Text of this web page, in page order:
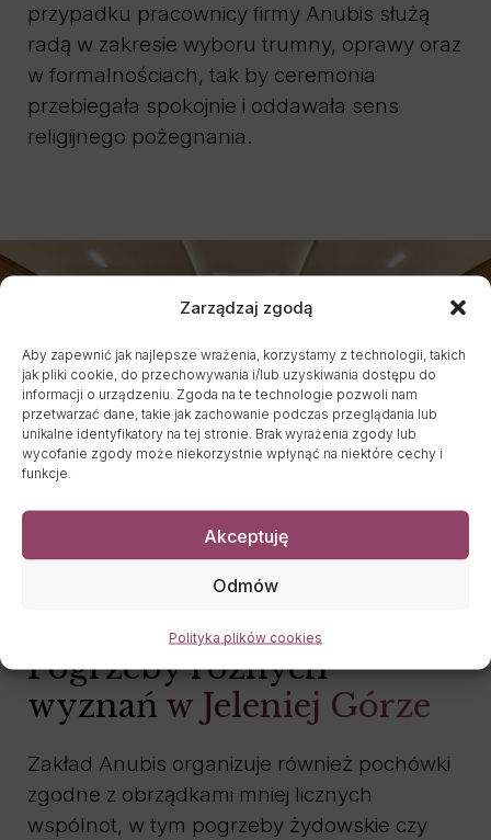
Zarządzaj zgodą
Aby zapewnić jak najlepsze wrażenia, korzystamy z technologii, takich
jak pliki cookie, do przechowywania i/lub uzyskiwania dostępu do
informacji o urządzeniu. Zgoda na te technologie pozwoli nam
przetwarzać dane, takie jak zachowanie podczas przeglądania lub
unikalne identyfikatory na tej stronie. Brak wyrażenia zgody lub
wycofanie zgody może niekorzystnie wpłynąć na niektóre cechy i
funkcje.
Akceptuję
Odmów
Polityka plików cookies
przypadku pracownicy firmy Anubis służą
radą w zakresie wyboru trumny, oprawy oraz
w formalnościach, tak by ceremonia
przebiegała spokojnie i oddawała sens
religijnego pożegnania.
Pogrzeby różnych
wyznań w Jeleniej Górze
Zakład Anubis organizuje również pochówki
zgodne z obrządkami mniej licznych
wspólnot, w tym pogrzeby żydowskie czy